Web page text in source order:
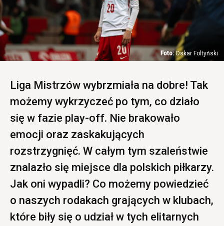
Oskar Foltyński
Liga Mistrzów wybrzmiała na dobre! Tak
możemy wykrzyczeć po tym, co działo
się w fazie play-off. Nie brakowało
emocji oraz zaskakujących
rozstrzygnięć. W całym tym szaleństwie
znalazło się miejsce dla polskich piłkarzy.
Jak oni wypadli? Co możemy powiedzieć
o naszych rodakach grających w klubach,
które biły się o udział w tych elitarnych